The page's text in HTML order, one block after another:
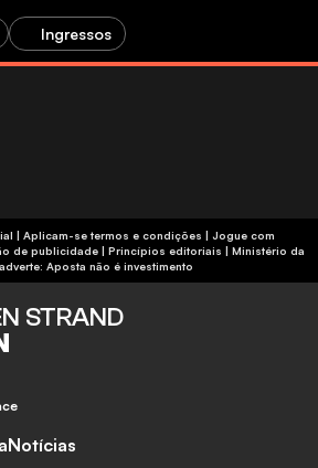
Ingressos
de publicidade| Princípios editoriais | Ministério da
Aposta não é investimento
STRAND
Notícias